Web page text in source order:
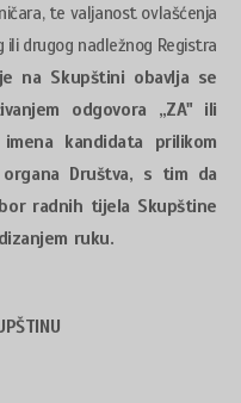
te valjanost ovlašćenja
ili drugog nadležnog Registra
na Skupštini obavlja se
odgovora „ZA" ili
kandidata prilikom
Društva, s tim da
radnih tijela Skupštine
ruku.